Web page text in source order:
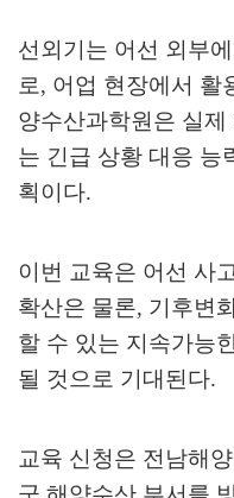
선외기는 어선 외부
로, 어업 현장에서 활
양수산과학원은 실
는 긴급 상황 대응 능
획이다.
이번 교육은 어선 사
확산은 물론, 기후변
할 수 있는 지속가능
될 것으로 기대된다.
교육 신청은 전남해